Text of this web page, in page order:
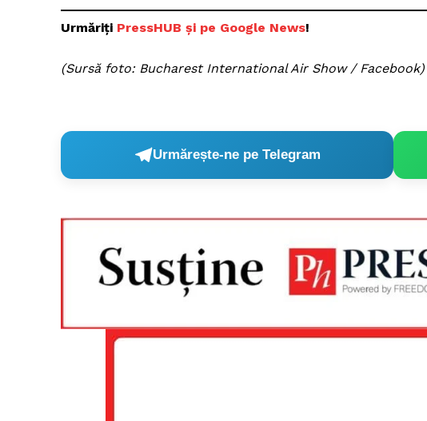
Urmăriți PressHUB și pe Google News!
(Sursă foto: Bucharest International Air Show / Facebook)
Urmărește-ne pe Telegram